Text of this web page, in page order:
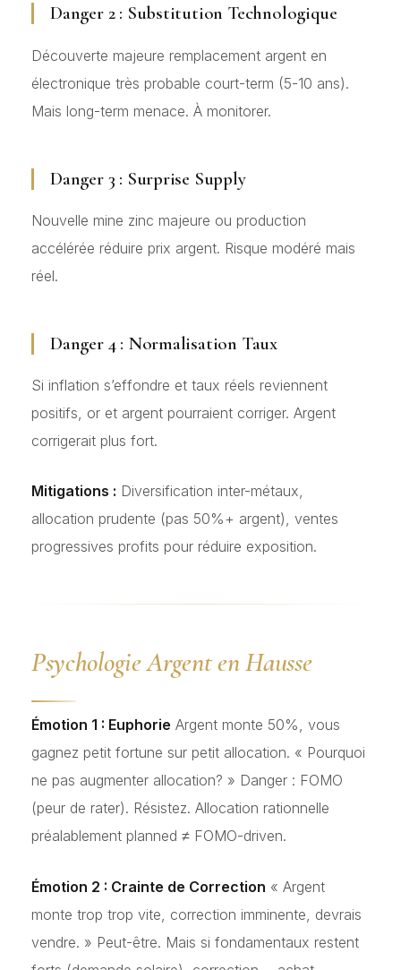
Danger 2 : Substitution Technologique
Découverte majeure remplacement argent en
électronique très probable court-term (5-10 ans).
Mais long-term menace. À monitorer.
Danger 3 : Surprise Supply
Nouvelle mine zinc majeure ou production
accélérée réduire prix argent. Risque modéré mais
réel.
Danger 4 : Normalisation Taux
Si inflation s’effondre et taux réels reviennent
positifs, or et argent pourraient corriger. Argent
corrigerait plus fort.
Mitigations : Diversification inter-métaux,
allocation prudente (pas 50%+ argent), ventes
progressives profits pour réduire exposition.
Psychologie Argent en Hausse
Émotion 1 : Euphorie Argent monte 50%, vous
gagnez petit fortune sur petit allocation. « Pourquoi
ne pas augmenter allocation? » Danger : FOMO
(peur de rater). Résistez. Allocation rationnelle
préalablement planned ≠ FOMO-driven.
Émotion 2 : Crainte de Correction « Argent
monte trop trop vite, correction imminente, devrais
vendre. » Peut-être. Mais si fondamentaux restent